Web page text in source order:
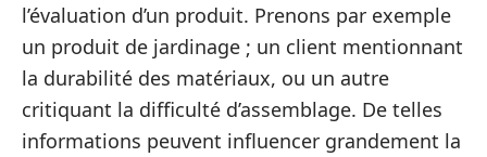
l’évaluation d’un produit. Prenons par exemple
un produit de jardinage ; un client mentionnant
la durabilité des matériaux, ou un autre
critiquant la difficulté d’assemblage. De telles
informations peuvent influencer grandement la